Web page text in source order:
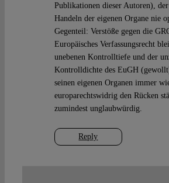
Reply
Publikationen dieser Autoren), der
Handeln der eigenen Organe nie
Gegenteil: Verstöße gegen die
Europäisches Verfassungsrecht
unebenen Kontrolltiefe und der
Kontrolldichte des EuGH
seinen eigenen Organen immer
europarechtswidrig den Rücken
zumindest unglaubwürdig.